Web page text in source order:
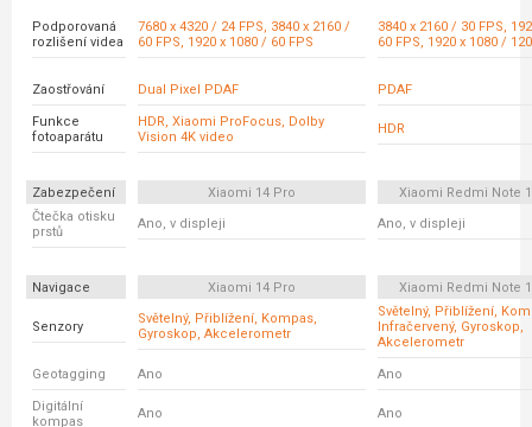
Podporovaná
rozlišení videa
7680 x 4320 / 24 FPS, 3840 x 2160 /
60 FPS, 1920 x 1080 / 60 FPS
3840 x 2160 / 30 FPS,
60 FPS, 1920 x 1080 /
Zaostřování Dual Pixel PDAF PDAF
Funkce
fotoaparátu
HDR, Xiaomi ProFocus, Dolby
Vision 4K video
HDR
Zabezpečení Xiaomi 14 Pro
Xiaomi Redmi Note
Čtečka otisku
prstů
Ano, v displeji Ano, v displeji
Navigace Xiaomi 14 Pro Xiaomi Redmi Note
Senzory
Světelný, Přiblížení, Kompas,
Gyroskop, Akcelerometr
Světelný, Přiblížení,
Infračervený, Gyroskop,
Akcelerometr
Geotagging Ano Ano
Digitální
kompas
Ano Ano